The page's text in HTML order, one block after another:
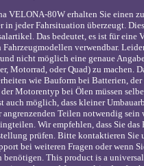
VELONA-80W erhalten Sie einen
in jeder Fahrsituation überzeugt.
Das bedeutet, es ist für eine
Fahrzeugmodellen verwendbar.
nicht möglich eine genaue
Motorrad, oder Quad) zu machen.
wie Bauform bei Batterien, der
Motorentyp bei Ölen müssen
auch möglich, dass kleiner
angrenzenden Teilen notwendig sein
Wir empfehlen, dass Sie das
prüfen. Bitte kontaktieren Sie
bei weiteren Fragen oder wenn
benötigen. This product is a